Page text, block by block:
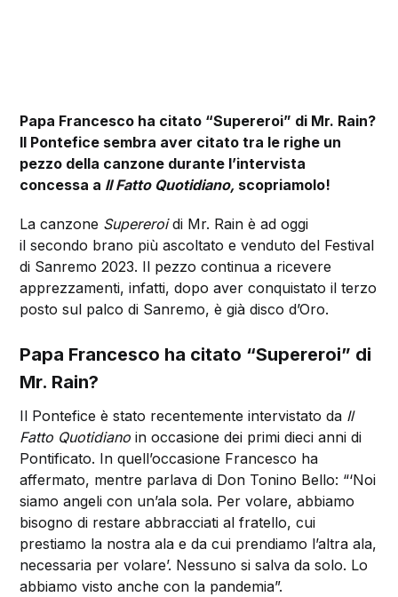
Papa Francesco ha citato “Supereroi” di Mr. Rain?
Il Pontefice sembra aver citato tra le righe un
pezzo della canzone durante l’intervista
concessa a Il Fatto Quotidiano, scopriamolo!
La canzone Supereroidi Mr. Rain è ad oggi
il secondo brano più ascoltato e venduto del Festival
di Sanremo 2023. Il pezzo continua a ricevere
apprezzamenti, infatti, dopo aver conquistato il terzo
posto sul palco di Sanremo, è già disco d’Oro.
Papa Francesco ha citato “Supereroi” di
Mr. Rain?
Il Pontefice è stato recentemente intervistato da Il
Fatto Quotidiano in occasione dei primi dieci anni di
Pontificato. In quell’occasione Francesco ha
affermato, mentre parlava di Don Tonino Bello: “‘Noi
siamo angeli con un’ala sola. Per volare, abbiamo
bisogno di restare abbracciati al fratello, cui
prestiamo la nostra ala e da cui prendiamo l’altra ala,
necessaria per volare’. Nessuno si salva da solo. Lo
abbiamo visto anche con la pandemia”.